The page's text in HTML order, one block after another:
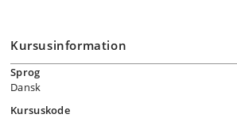
Kursusinformation
Sprog
Dansk
Kursuskode